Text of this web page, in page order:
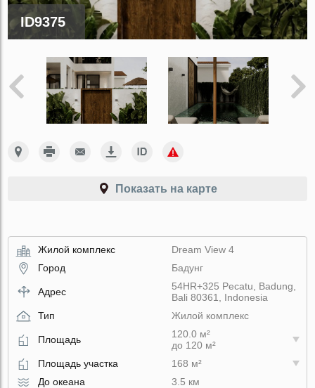
ID9375
Показать на карте
Жилой комплекс
Dream View 4
Город
Бадунг
Адрес
54HR+325 Pecatu, Badung,
Bali 80361, Indonesia
Тип
Жилой комплекс
Площадь
120.0 м²
до 120 м²
Площадь участка
168 м²
До океана
3.5 км